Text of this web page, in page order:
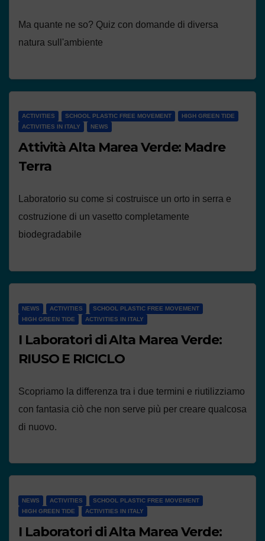
Ma quante ne so? Quiz con domande di diversa
natura sull'ambiente
ACTIVITIES SCHOOL PLASTIC FREE MOVEMENT
HIGH GREEN TIDE
ACTIVITIES IN ITALY
NEWS
Attività Alta Marea Verde: Madre
Terra
Laboratorio su come si costruisce un orto in serra e
costruzione di un vasetto completamente
biodegradabile
NEWS ACTIVITIES
SCHOOL PLASTIC FREE MOVEMENT
HIGH GREEN TIDE
ACTIVITIES IN ITALY
I Laboratori di Alta Marea Verde:
RIUSO E RICICLO
Scopriamo la differenza tra i due termini e riutilizziamo
con fantasia ciò che non serve più per creare qualcosa
di nuovo.
NEWS ACTIVITIES
SCHOOL PLASTIC FREE MOVEMENT
HIGH GREEN TIDE
ACTIVITIES IN ITALY
I Laboratori di Alta Marea Verde: